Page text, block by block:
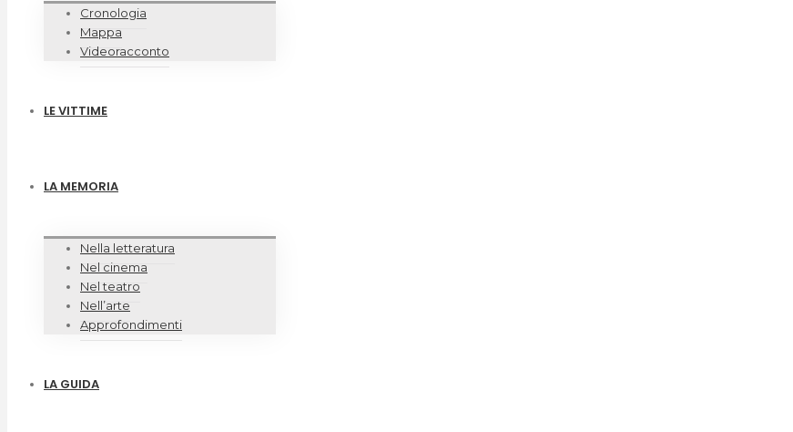
Cronologia
Mappa
Videoracconto
LE VITTIME
LA MEMORIA
Nella letteratura
Nel cinema
Nel teatro
Nell’arte
Approfondimenti
LA GUIDA